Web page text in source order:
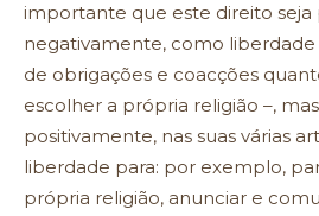
importante que este direito seja
negativamente, como
de obrigações e coacções
escolher a própria religião –,
positivamente, nas suas várias
liberdade para: por exemplo,
própria religião, anunciar e